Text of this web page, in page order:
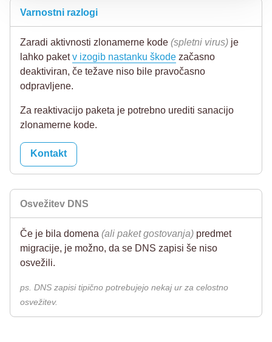
Varnostni razlogi
Zaradi aktivnosti zlonamerne kode (spletni virus) je
lahko paketv izogib nastanku škode začasno
deaktiviran, če težave niso bile pravočasno
odpravljene.
Za reaktivacijo paketa je potrebno urediti sanacijo
zlonamerne kode.
Kontakt
Osvežitev DNS
Če je bila domena (ali paket gostovanja) predmet
migracije, je možno, da se DNS zapisi še niso
osvežili.
ps. DNS zapisi tipično potrebujejo nekaj ur za celostno
osvežitev.